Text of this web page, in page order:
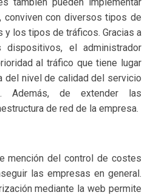
conviven con diversos tipos de
los tipos de tráficos. Gracias a
el administrador
al tráfico que tiene lugar
del nivel de calidad del servicio
Además, de extender las
de red de la empresa.
mención del control de costes
las empresas en general.
mediante la web permite